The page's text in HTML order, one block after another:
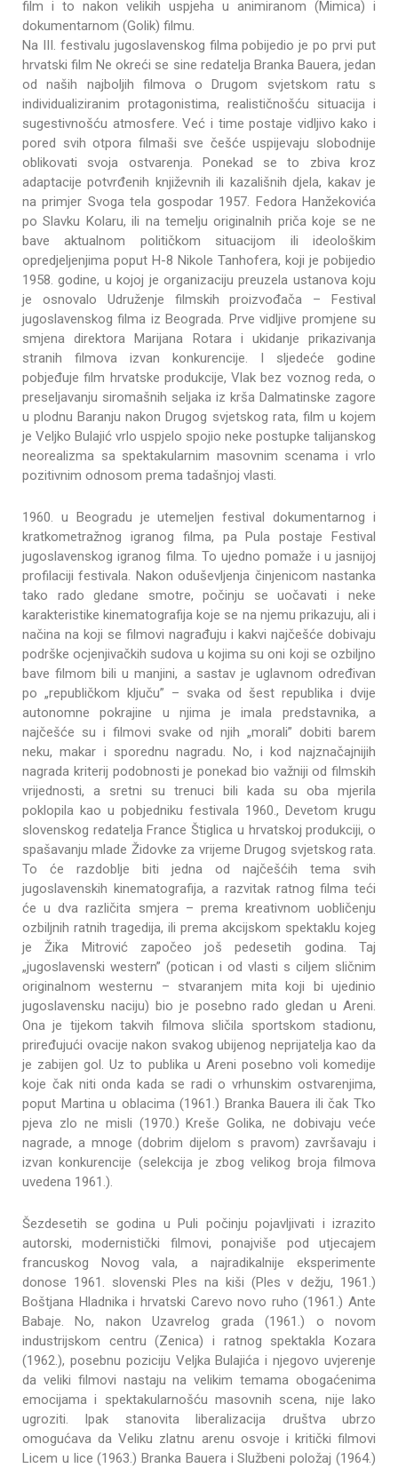
film i to nakon velikih uspjeha u animiranom (Mimica) i
dokumentarnom (Golik) filmu.
Na III. festivalu jugoslavenskog filma pobijedio je po prvi put
hrvatski film Ne okreći se sine redatelja Branka Bauera, jedan
od naših najboljih filmova o Drugom svjetskom ratu s
individualiziranim protagonistima, realističnošću situacija i
sugestivnošću atmosfere. Već i time postaje vidljivo kako i
pored svih otpora filmaši sve češće uspijevaju slobodnije
oblikovati svoja ostvarenja. Ponekad se to zbiva kroz
adaptacije potvrđenih književnih ili kazališnih djela, kakav je
na primjer Svoga tela gospodar 1957. Fedora Hanžekovića
po Slavku Kolaru, ili na temelju originalnih priča koje se ne
bave aktualnom političkom situacijom ili ideološkim
opredjeljenjima poput H-8 Nikole Tanhofera, koji je pobijedio
1958. godine, u kojoj je organizaciju preuzela ustanova koju
je osnovalo Udruženje filmskih proizvođača – Festival
jugoslavenskog filma iz Beograda. Prve vidljive promjene su
smjena direktora Marijana Rotara i ukidanje prikazivanja
stranih filmova izvan konkurencije. I sljedeće godine
pobjeđuje film hrvatske produkcije, Vlak bez voznog reda, o
preseljavanju siromašnih seljaka iz krša Dalmatinske zagore
u plodnu Baranju nakon Drugog svjetskog rata, film u kojem
je Veljko Bulajić vrlo uspjelo spojio neke postupke talijanskog
neorealizma sa spektakularnim masovnim scenama i vrlo
pozitivnim odnosom prema tadašnjoj vlasti.
1960. u Beogradu je utemeljen festival dokumentarnog i
kratkometražnog igranog filma, pa Pula postaje Festival
jugoslavenskog igranog filma. To ujedno pomaže i u jasnijoj
profilaciji festivala. Nakon oduševljenja činjenicom nastanka
tako rado gledane smotre, počinju se uočavati i neke
karakteristike kinematografija koje se na njemu prikazuju, ali i
načina na koji se filmovi nagrađuju i kakvi najčešće dobivaju
podrške ocjenjivačkih sudova u kojima su oni koji se ozbiljno
bave filmom bili u manjini, a sastav je uglavnom određivan
po „republičkom ključu” – svaka od šest republika i dvije
autonomne pokrajine u njima je imala predstavnika, a
najčešće su i filmovi svake od njih „morali” dobiti barem
neku, makar i sporednu nagradu. No, i kod najznačajnijih
nagrada kriterij podobnosti je ponekad bio važniji od filmskih
vrijednosti, a sretni su trenuci bili kada su oba mjerila
poklopila kao u pobjedniku festivala 1960., Devetom krugu
slovenskog redatelja France Štiglica u hrvatskoj produkciji, o
spašavanju mlade Židovke za vrijeme Drugog svjetskog rata.
To će razdoblje biti jedna od najčešćih tema svih
jugoslavenskih kinematografija, a razvitak ratnog filma teći
će u dva različita smjera – prema kreativnom uobličenju
ozbiljnih ratnih tragedija, ili prema akcijskom spektaklu kojeg
je Žika Mitrović započeo još pedesetih godina. Taj
„jugoslavenski western” (potican i od vlasti s ciljem sličnim
originalnom westernu – stvaranjem mita koji bi ujedinio
jugoslavensku naciju) bio je posebno rado gledan u Areni.
Ona je tijekom takvih filmova sličila sportskom stadionu,
priređujući ovacije nakon svakog ubijenog neprijatelja kao da
je zabijen gol. Uz to publika u Areni posebno voli komedije
koje čak niti onda kada se radi o vrhunskim ostvarenjima,
poput Martina u oblacima (1961.) Branka Bauera ili čak Tko
pjeva zlo ne misli (1970.) Kreše Golika, ne dobivaju veće
nagrade, a mnoge (dobrim dijelom s pravom) završavaju i
izvan konkurencije (selekcija je zbog velikog broja filmova
uvedena 1961.).
Šezdesetih se godina u Puli počinju pojavljivati i izrazito
autorski, modernistički filmovi, ponajviše pod utjecajem
francuskog Novog vala, a najradikalnije eksperimente
donose 1961. slovenski Ples na kiši (Ples v dežju, 1961.)
Boštjana Hladnika i hrvatski Carevo novo ruho (1961.) Ante
Babaje. No, nakon Uzavrelog grada (1961.) o novom
industrijskom centru (Zenica) i ratnog spektakla Kozara
(1962.), posebnu poziciju Veljka Bulajića i njegovo uvjerenje
da veliki filmovi nastaju na velikim temama obogaćenima
emocijama i spektakularnošću masovnih scena, nije lako
ugroziti. Ipak stanovita liberalizacija društva ubrzo
omogućava da Veliku zlatnu arenu osvoje i kritički filmovi
Licem u lice (1963.) Branka Bauera i Službeni položaj (1964.)